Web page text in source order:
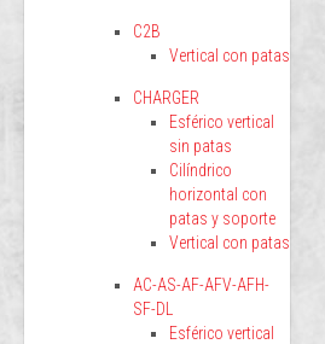
C2B
Vertical con patas
CHARGER
Esférico vertical
sin patas
Cilíndrico
horizontal con
patas y soporte
Vertical con patas
AC-AS-AF-AFV-AFH-
SF-DL
Esférico vertical